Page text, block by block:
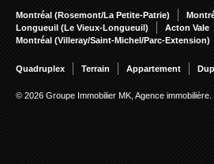
Montréal (Rosemont/La Petite-Patrie)
Longueuil (Le Vieux-Longueuil)
Acton Vale
Montréal (Villeray/Saint-Michel/Parc-Extension)
Quadruplex Terrain Appartement
© 2026 Groupe Immobilier MK, Agence